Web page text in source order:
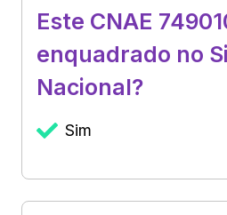
Este CNAE
enquadrado no
Nacional?
Sim